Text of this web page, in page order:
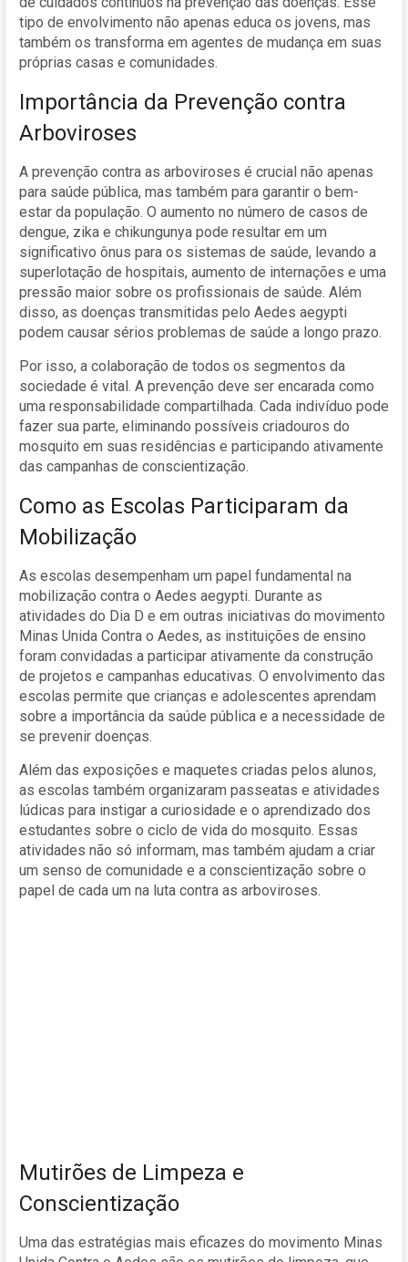
tipo de envolvimento não apenas educa os jovens, mas
também os transforma em agentes de mudança em suas
próprias casas e comunidades.
Importância da Prevenção contra
Arboviroses
A prevenção contra as arboviroses é crucial não apenas
para saúde pública, mas também para garantir o bem-
estar da população. O aumento no número de casos de
dengue, zika e chikungunya pode resultar em um
significativo ônus para os sistemas de saúde, levando a
superlotação de hospitais, aumento de internações e uma
pressão maior sobre os profissionais de saúde. Além
disso, as doenças transmitidas pelo Aedes aegypti
podem causar sérios problemas de saúde a longo prazo.
Por isso, a colaboração de todos os segmentos da
sociedade é vital. A prevenção deve ser encarada como
uma responsabilidade compartilhada. Cada indivíduo pode
fazer sua parte, eliminando possíveis criadouros do
mosquito em suas residências e participando ativamente
das campanhas de conscientização.
Como as Escolas Participaram da
Mobilização
As escolas desempenham um papel fundamental na
mobilização contra o Aedes aegypti. Durante as
atividades do Dia D e em outras iniciativas do movimento
Minas Unida Contra o Aedes, as instituições de ensino
foram convidadas a participar ativamente da construção
de projetos e campanhas educativas. O envolvimento das
escolas permite que crianças e adolescentes aprendam
sobre a importância da saúde pública e a necessidade de
se prevenir doenças.
Além das exposições e maquetes criadas pelos alunos,
as escolas também organizaram passeatas e atividades
lúdicas para instigar a curiosidade e o aprendizado dos
estudantes sobre o ciclo de vida do mosquito. Essas
atividades não só informam, mas também ajudam a criar
um senso de comunidade e a conscientização sobre o
papel de cada um na luta contra as arboviroses.
Mutirões de Limpeza e
Conscientização
Uma das estratégias mais eficazes do movimento Minas